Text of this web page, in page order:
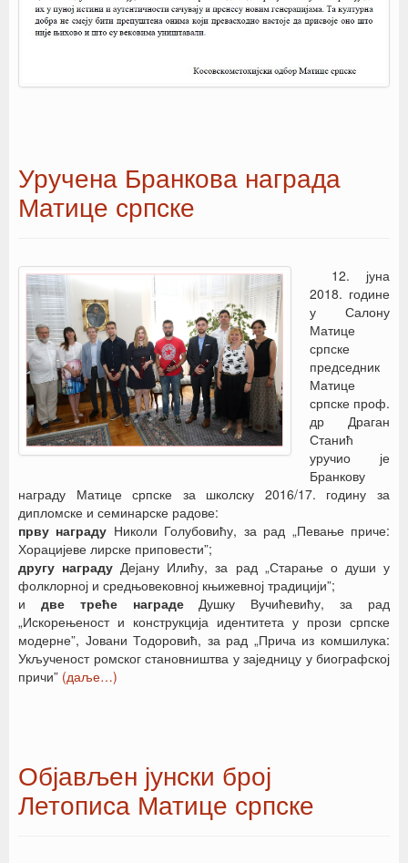
Уручена Бранкова награда
Матице српске
12. јуна
2018. године
у Салону
Матице
српске
председник
Матице
српске проф.
др Драган
Станић
уручио је
Бранкову
награду Матице српске за школску 2016/17. годину за
дипломске и семинарске радове:
прву награду Николи Голубовићу, за рад „Певање приче:
Хорацијеве лирске приповести”;
другу награду Дејану Илићу, за рад „Старање о души у
фолклорној и средњовековној књижевној традицији”;
и две треће наградеДушку Вучићевићу, за рад
„Искорењеност и конструкција идентитета у прози српске
модерне”, Јовани Тодоровић, за рад „Прича из комшилука:
Укљученост ромског становништва у заједницу у биографској
причи” (даље…)
Објављен јунски број
Летописа Матице српске